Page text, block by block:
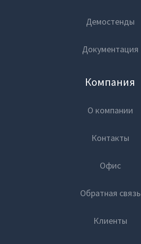
Демостенды
Документация
Компания
О компании
Контакты
Офис
Обратная связь
Клиенты